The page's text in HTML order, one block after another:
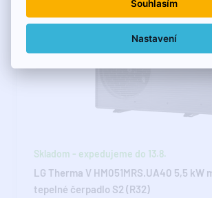
Skladom - expedujeme do 13.8.
LG Therma V HM051MRS.UA40 5,5 kW
tepelné čerpadlo S2 (R32)
Souhlasím
Nastavení